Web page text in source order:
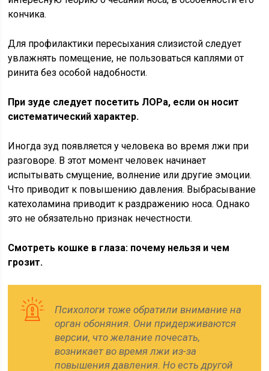
кончика.
Для профилактики пересыхания слизистой следует
увлажнять помещение, не пользоваться каплями от
ринита без особой надобности.
При зуде следует посетить ЛОРа, если он носит
систематический характер.
Иногда зуд появляется у человека во время лжи при
разговоре. В этот момент человек начинает
испытывать смущение, волнение или другие эмоции.
Что приводит к повышению давления. Выбрасывание
катехоламина приводит к раздражению носа. Однако
это не обязательно признак нечестности.
Смотреть кошке в глаза: почему нельзя и чем
грозит.
Психологи тоже обратили внимание на
орган обоняния. Они придерживаются
версии, что желание почесать,
возникает во время лжи из-за
повышения давления. Но есть другой